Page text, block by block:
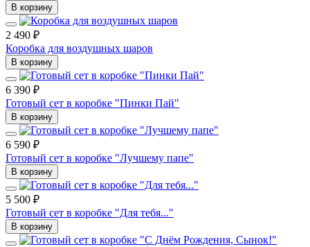
В корзину
2 490 ₽
Коробка для воздушных шаров
В корзину
6 390 ₽
Готовый сет в коробке "Пинки Пай"
В корзину
6 590 ₽
Готовый сет в коробке "Лучшему папе"
В корзину
5 500 ₽
Готовый сет в коробке "Для тебя..."
В корзину